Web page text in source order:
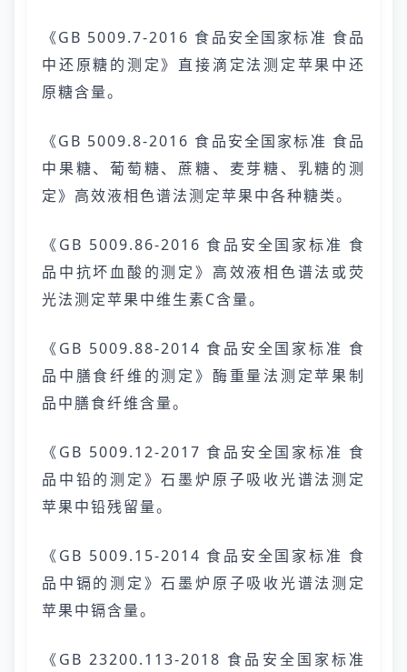
《GB 5009.7-2016 食品安全国家标准 食品
中还原糖的测定》直接滴定法测定苹果中还
原糖含量。
《GB 5009.8-2016 食品安全国家标准 食品
中果糖、葡萄糖、蔗糖、麦芽糖、乳糖的测
定》高效液相色谱法测定苹果中各种糖类。
《GB 5009.86-2016 食品安全国家标准 食
品中抗坏血酸的测定》高效液相色谱法或荧
光法测定苹果中维生素C含量。
《GB 5009.88-2014 食品安全国家标准 食
品中膳食纤维的测定》酶重量法测定苹果制
品中膳食纤维含量。
《GB 5009.12-2017 食品安全国家标准 食
品中铅的测定》石墨炉原子吸收光谱法测定
苹果中铅残留量。
《GB 5009.15-2014 食品安全国家标准 食
品中镉的测定》石墨炉原子吸收光谱法测定
苹果中镉含量。
《GB 23200.113-2018 食品安全国家标准